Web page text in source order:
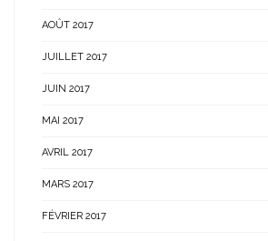
AOÛT 2017
JUILLET 2017
JUIN 2017
MAI 2017
AVRIL 2017
MARS 2017
FÉVRIER 2017